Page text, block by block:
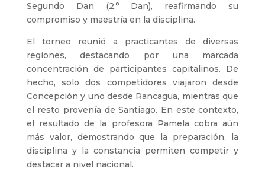
Segundo Dan (2.° Dan), reafirmando su
compromiso y maestría en la disciplina.
El torneo reunió a practicantes de diversas
regiones, destacando por una marcada
concentración de participantes capitalinos. De
hecho, solo dos competidores viajaron desde
Concepción y uno desde Rancagua, mientras que
el resto provenía de Santiago. En este contexto,
el resultado de la profesora Pamela cobra aún
más valor, demostrando que la preparación, la
disciplina y la constancia permiten competir y
destacar a nivel nacional.